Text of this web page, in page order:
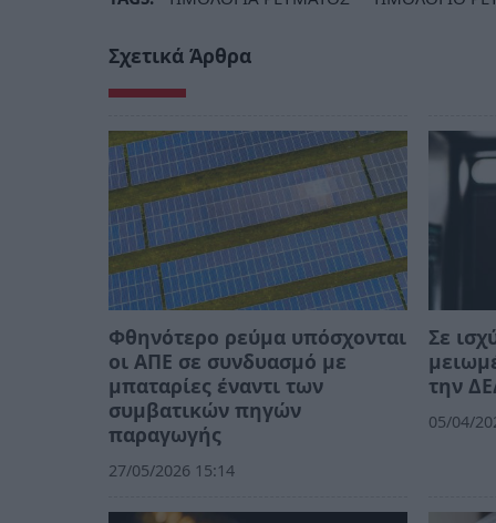
Σχετικά Άρθρα
Φθηνότερο ρεύμα υπόσχονται
οι ΑΠΕ σε συνδυασμό με
μπαταρίες έναντι των
συμβατικών πηγών
παραγωγής
27/05/2026 15:14
Σε
την
05/04/